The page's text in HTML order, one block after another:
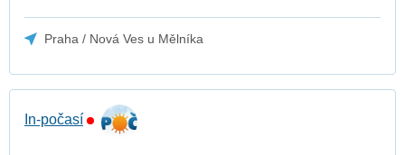
Praha / Nová Ves u Mělníka
In-počasí